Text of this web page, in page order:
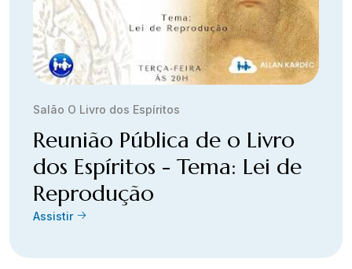
Salão O Livro dos Espíritos
Reunião Pública de o Livro
dos Espíritos - Tema: Lei de
Reprodução
Assistir